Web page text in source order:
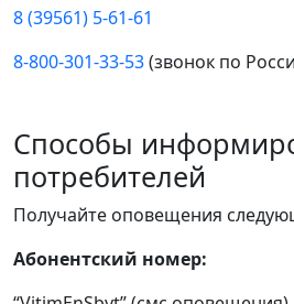
8 (39561) 5-61-61
8-800-301-33-53(звонок по
Способы
потребителей
Получайте оповещения
Абонентский номер: